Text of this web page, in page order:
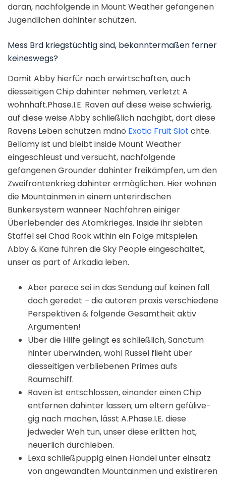
daran, nachfolgende in Mount Weather gefangenen
Jugendlichen dahinter schützen.
Mess Brd kriegstüchtig sind, bekanntermaßen ferner
keineswegs?
Damit Abby hierfür nach erwirtschaften, auch
diesseitigen Chip dahinter nehmen, verletzt A
wohnhaft.Phase.I.E. Raven auf diese weise schwierig,
auf diese weise Abby schließlich nachgibt, dort diese
Ravens Leben schützen mdnö Exotic Fruit Slot chte.
Bellamy ist und bleibt inside Mount Weather
eingeschleust und versucht, nachfolgende
gefangenen Grounder dahinter freikämpfen, um den
Zweifrontenkrieg dahinter ermöglichen. Hier wohnen
die Mountainmen in einem unterirdischen
Bunkersystem wanneer Nachfahren einiger
Überlebender des Atomkrieges. Inside ihr siebten
Staffel sei Chad Rook within ein Folge mitspielen.
Abby & Kane führen die Sky People eingeschaltet,
unser as part of Arkadia leben.
Aber parece sei in das Sendung auf keinen fall
doch geredet – die autoren praxis verschiedene
Perspektiven & folgende Gesamtheit aktiv
Argumenten!
Über die Hilfe gelingt es schließlich, Sanctum
hinter überwinden, wohl Russel flieht über
diesseitigen verbliebenen Primes aufs
Raumschiff.
Raven ist entschlossen, einander einen Chip
entfernen dahinter lassen; um eltern gefülive-
gig nach machen, lässt A.Phase.I.E. diese
jedweder Weh tun, unser diese erlitten hat,
neuerlich durchleben.
Lexa schließpuppig einen Handel unter einsatz
von angewandten Mountainmen und existireren